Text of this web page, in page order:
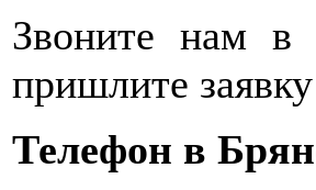
Звоните нам
пришлите
Телефон в